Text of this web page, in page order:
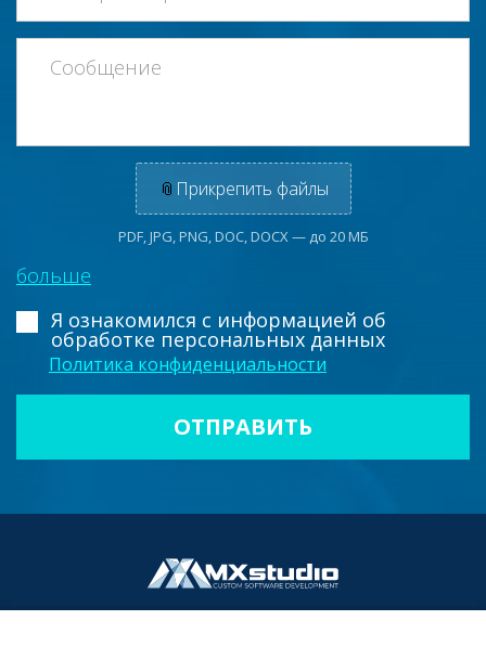
📎 Прикрепить файлы
PDF, JPG, PNG, DOC, DOCX — до 20 МБ
больше
Я ознакомился с информацией об
обработке персональных данных
Политика конфиденциальности